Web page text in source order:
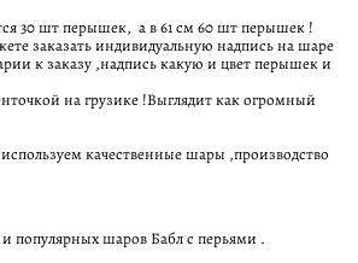
30 шт перышек, а в 61 см 60 шт перышек !
заказать индивидуальную надпись на шаре
к заказу ,надпись какую и цвет перышек и
на грузике !Выглядит как огромный
качественные шары ,производство
популярных шаров Бабл с перьями .